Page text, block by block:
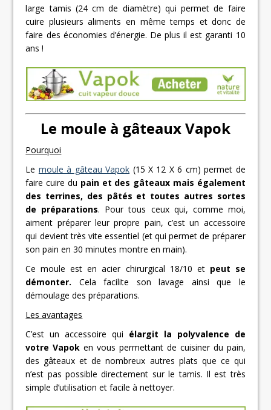
large tamis (24 cm de diamètre) qui permet de faire
cuire plusieurs aliments en même temps et donc de
faire des économies d’énergie. De plus il est garanti 10
ans !
Le moule à gâteaux Vapok
Pourquoi
Le moule à gâteau Vapok (15 X 12 X 6 cm) permet de
faire cuire du pain et des gâteaux mais également
des terrines, des pâtés et toutes autres sortes
de préparations. Pour tous ceux qui, comme moi,
aiment préparer leur propre pain, c’est un accessoire
qui devient très vite essentiel (et qui permet de préparer
son pain en 30 minutes montre en main).
Ce moule est en acier chirurgical 18/10 et peut se
démonter. Cela facilite son lavage ainsi que le
démoulage des préparations.
Les avantages
C’est un accessoire qui élargit la polyvalence de
votre Vapok en vous permettant de cuisiner du pain,
des gâteaux et de nombreux autres plats que ce qui
n’est pas possible directement sur le tamis. Il est très
simple d’utilisation et facile à nettoyer.